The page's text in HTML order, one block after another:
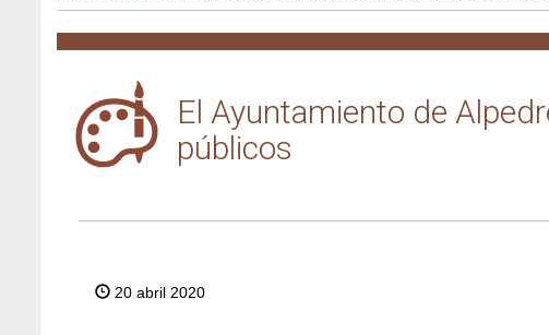
El Ayuntamiento de
públicos
20 abril 2020